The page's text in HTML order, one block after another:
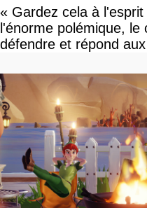
« Gardez cela à
l'énorme polémique,
défendre et répond